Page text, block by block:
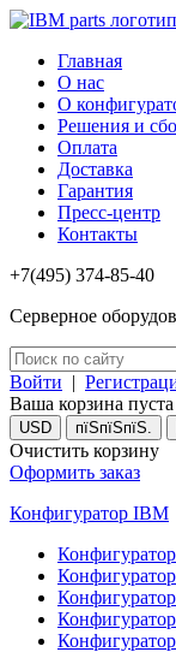
Главная
О нас
О
Решения и
Оплата
Доставка
Гарантия
Пресс-центр
Контакты
+7(495) 374-85-40
Серверное
Войти |
Ваша корзина пуста
USD пїЅпїЅпїЅ.
Очистить корзину
Оформить заказ
Конфигуратор IBM